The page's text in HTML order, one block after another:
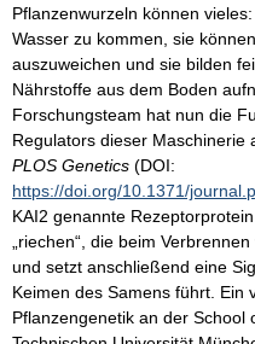
Pflanzenwurzeln können
Wasser zu kommen, sie
auszuweichen und sie bilden
Nährstoffe aus dem Boden
Forschungsteam hat nun die
Regulators dieser Maschinerie
PLOS Genetics (DOI:
https://doi.org/10.1371/
KAI2 genannte
„riechen“, die beim
und setzt anschließend eine
Keimen des Samens führt. Ein
Pflanzengenetik an der School